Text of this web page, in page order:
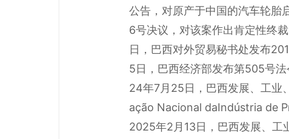
公告，对原产于中国的汽车轮胎
6号决议，对该案作出肯定性终
日，巴西对外贸易秘书处发布
5日，巴西经济部发布第505号
24年7月25日，巴西发展、工业
ação Nacional daIndústria de
2025年2月13日，巴西发展、工